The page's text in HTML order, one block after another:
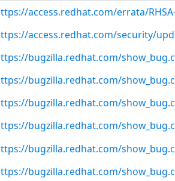
access.redhat.com/errata/
access.redhat.com/security/
bugzilla.redhat.com/
bugzilla.redhat.com/
bugzilla.redhat.com/
bugzilla.redhat.com/
bugzilla.redhat.com/
bugzilla.redhat.com/